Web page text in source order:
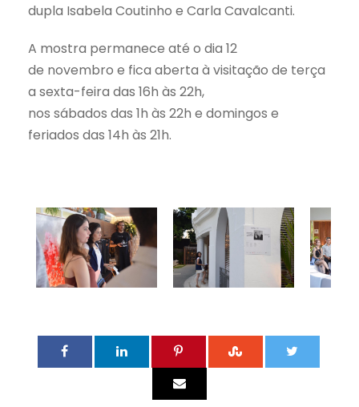
dupla Isabela Coutinho e Carla Cavalcanti.
A mostra permanece até o dia 12
de novembro e fica aberta à visitação de terça
a sexta-feira das 16h às 22h,
nos sábados das 1h às 22h e domingos e
feriados das 14h às 21h.